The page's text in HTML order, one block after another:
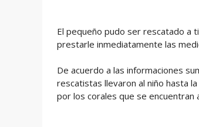
El pequeño pudo ser rescatado a
prestarle inmediatamente las
De acuerdo a las informaciones
rescatistas llevaron al niño hasta
por los corales que se encuentran